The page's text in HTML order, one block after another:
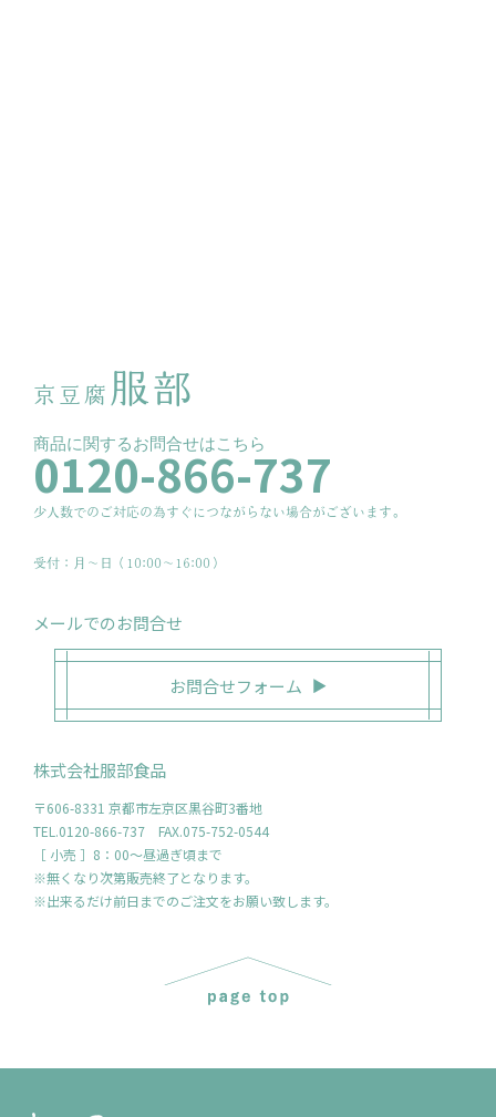
京豆腐 服部
商品に関するお問合せはこちら
0120-866-737
少人数でのご対応の為すぐにつながらない場合がございます。
受付：月〜日（10:00～16:00）
メールでのお問合せ
お問合せフォーム
株式会社服部食品
〒606-8331 京都市左京区黒谷町3番地
TEL.0120-866-737 FAX.075-752-0544
［ 小売 ］8：00～昼過ぎ頃まで
※無くなり次第販売終了となります。
※出来るだけ前日までのご注文をお願い致します。